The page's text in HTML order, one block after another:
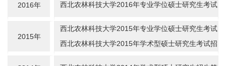
2016年
西北农林科技大学2016年专业学位硕士研究生考试
2015年
西北农林科技大学2015年专业学位硕士研究生考试
招生简章
西北农林科技大学2015年学术型硕士研究生考试招